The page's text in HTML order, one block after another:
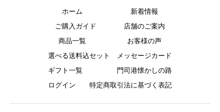
ホーム
新着情報
ご購入ガイド
店舗のご案内
商品一覧
お客様の声
選べる送料込セット
メッセージカード
ギフト一覧
門司港懐かしの路
ログイン
特定商取引法に基づく表記